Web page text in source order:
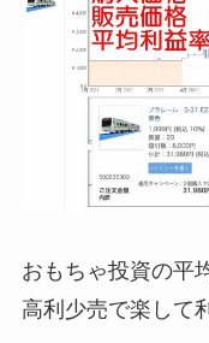
おもちゃ投資の平
高利少売で楽して